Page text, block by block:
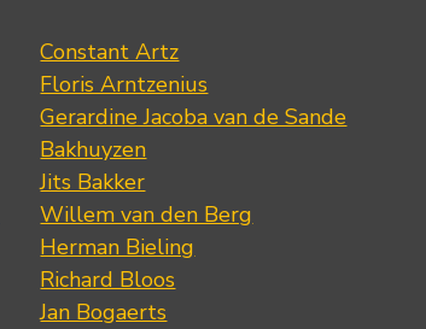
Constant Artz
Floris Arntzenius
Gerardine Jacoba van de Sande
Bakhuyzen
Jits Bakker
Willem van den Berg
Herman Bieling
Richard Bloos
Jan Bogaerts